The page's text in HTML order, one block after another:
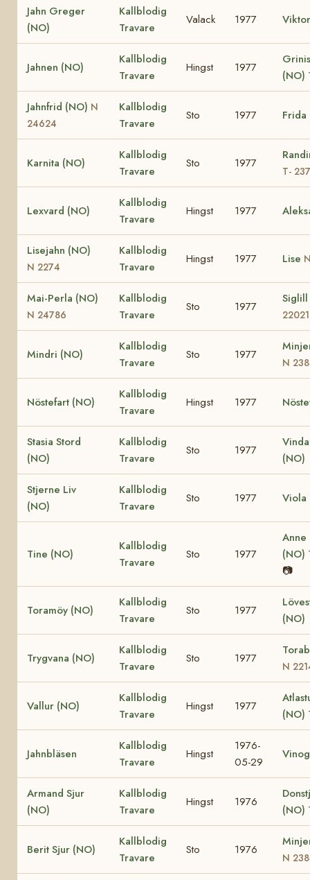
Jahn Greger
(NO)
Kallblodig
Travare
Valack 1977
Jahnen (NO)
Kallblodig
Travare
Hingst 1977
(NO)
Jahnfrid (NO) N
24624
Kallblodig
Travare
Sto 1977 Frida
Karnita (NO)
Kallblodig
Travare
Sto 1977
T-
Lexvard (NO)
Kallblodig
Travare
Hingst 1977
Lisejahn (NO)
N 2274
Kallblodig
Travare
Hingst 1977 Lise
Mai-Perla (NO)
N 24786
Kallblodig
Travare
Sto 1977
22021
Mindri (NO)
Kallblodig
Travare
Sto 1977
N
Nöstefart (NO)
Kallblodig
Travare
Hingst 1977
Stasia Stord
(NO)
Kallblodig
Travare
Sto 1977
(NO)
Stjerne Liv
(NO)
Kallblodig
Travare
Sto 1977 Viola
Tine (NO)
Kallblodig
Travare
Sto 1977
Anne
(NO)
📷
Toramöy (NO)
Kallblodig
Travare
Sto 1977
(NO)
Trygvana (NO)
Kallblodig
Travare
Sto 1977
N
Vallur (NO)
Kallblodig
Travare
Hingst 1977
(NO)
Jahnbläsen
Kallblodig
Travare
Hingst
1976-
05-29
Armand Sjur
(NO)
Kallblodig
Travare
Hingst 1976
(NO)
Berit Sjur (NO)
Kallblodig
Travare
Sto 1976
N